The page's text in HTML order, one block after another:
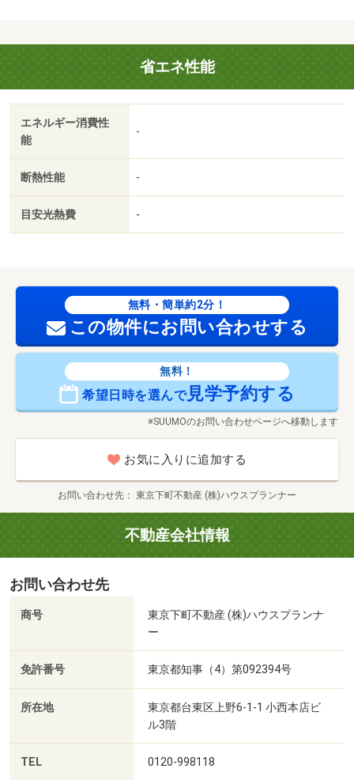
販売戸数：1戸
法令等制限：景観法／宅地造成及び特定盛土等規制法
省エネ性能
エネルギー消費性
能
-
断熱性能 -
目安光熱費 -
無料・簡単約2分！
この物件にお問い合わせする
無料！
希望日時を選んで見学予約する
※SUUMOのお問い合わせページへ移動します
お気に入りに追加する
お問い合わせ先 東京下町不動産 (株)ハウスプランナー
不動産会社情報
お問い合わせ先
商号
東京下町不動産 (株)ハウスプランナ
ー
免許番号 東京都知事（4）第092394号
所在地
東京都台東区上野6-1-1 小西本店ビ
ル3階
TEL 0120-998118